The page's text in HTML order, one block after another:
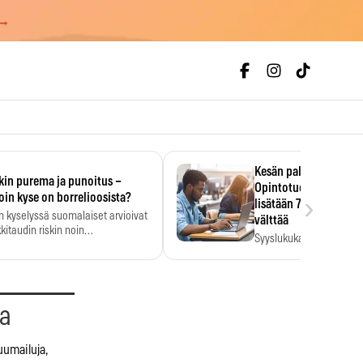
purema ja punoitus –
kyse on borrelioosista?
kyselyssä suomalaiset arvioivat
riskin noin
Kesän palkka
Opintotuen
lisätään 7,5
välttää
Syyslukukauden
›